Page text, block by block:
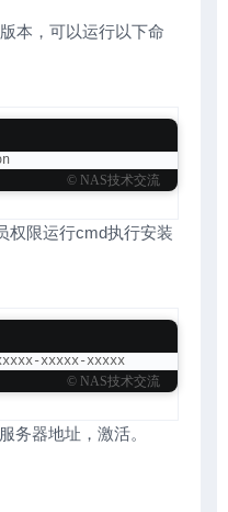
本，可以运行以下命
© NAS技术交流
权限运行cmd执行安装
xxxxx-xxxxx
© NAS技术交流
务器地址，激活。